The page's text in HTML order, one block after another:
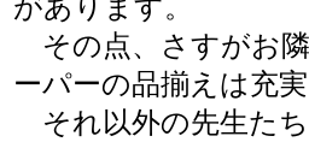
があります。
その点、さすがお
ーパーの品揃えは充
それ以外の先生た